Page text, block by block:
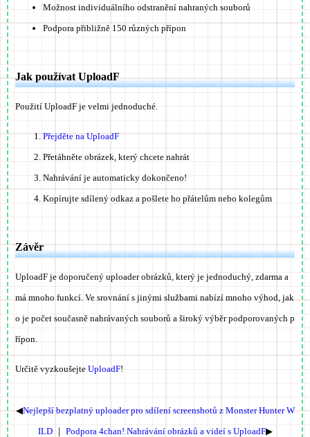
Možnost individuálního odstranění nahraných souborů
Podpora přibližně 150 různých přípon
Jak používat UploadF
Použití UploadF je velmi jednoduché.
Přejděte na UploadF
Přetáhněte obrázek, který chcete nahrát
Nahrávání je automaticky dokončeno!
Kopírujte sdílený odkaz a pošlete ho přátelům nebo kolegům
Závěr
UploadF je doporučený uploader obrázků, který je jednoduchý, zdarma a
má mnoho funkcí. Ve srovnání s jinými službami nabízí mnoho výhod, jak
o je počet současně nahrávaných souborů a široký výběr podporovaných p
řípon.
Určitě vyzkoušejte UploadF!
◀Nejlepší bezplatný uploader pro sdílení screenshotů z Monster Hunter W
ILD｜ Podpora 4chan! Nahrávání obrázků a videí s UploadF▶